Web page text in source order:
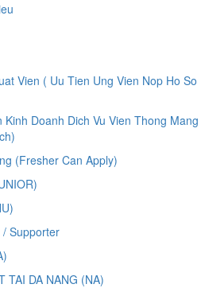
Vien ( Uu Tien Ung Vien Nop Ho So
Doanh Dich Vu Vien Thong Mang
(Fresher Can Apply)
/ Supporter
TAI DA NANG (NA)